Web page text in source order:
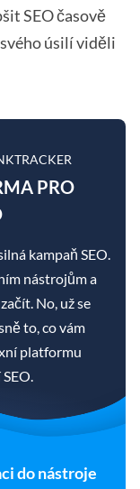
SEO časově
úsilí viděli
PRO
kampaň SEO.
nástrojům a
No, už se
to, co vám
platformu
do nástroje